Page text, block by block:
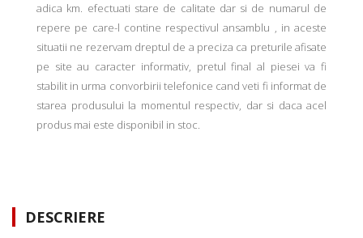
adica km. efectuati stare de calitate dar si de numarul de
repere pe care-l contine respectivul ansamblu , in aceste
situatii ne rezervam dreptul de a preciza ca preturile afisate
pe site au caracter informativ, pretul final al piesei va fi
stabilit in urma convorbirii telefonice cand veti fi informat de
starea produsului la momentul respectiv, dar si daca acel
produs mai este disponibil in stoc.
DESCRIERE